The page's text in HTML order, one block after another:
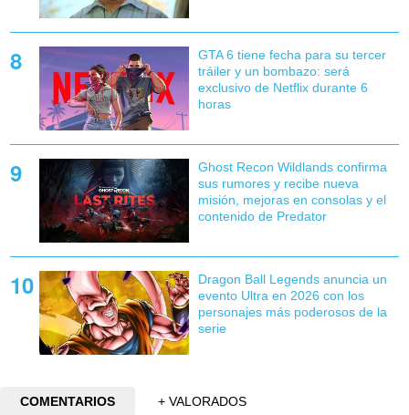
GTA 6 tiene fecha para su tercer
tráiler y un bombazo: será
exclusivo de Netflix durante 6
horas
Ghost Recon Wildlands confirma
sus rumores y recibe nueva
misión, mejoras en consolas y el
contenido de Predator
Dragon Ball Legends anuncia un
evento Ultra en 2026 con los
personajes más poderosos de la
serie
COMENTARIOS
+ VALORADOS